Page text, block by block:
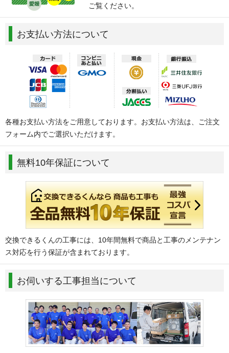
ご覧ください。
お支払い方法について
各種お支払い方法をご用意しております。お支払い方法は、ご注文
フォーム内でご選択いただけます。
無料10年保証について
交換できるくんの工事には、10年間無料で商品と工事のメンテナン
ス対応を行う保証が含まれております。
お伺いする工事担当について